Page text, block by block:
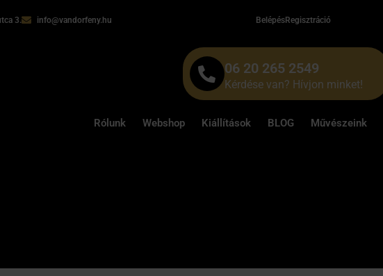
3. info@vandorfeny.hu BelépésRegisztráció
06 20 265 2549
Kérdése van? Hívjon minket!
Rólunk Webshop Kiállítások BLOG Művészeink